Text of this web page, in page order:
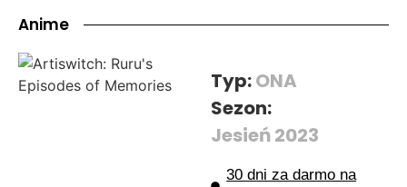
Anime
Typ:ONA
Sezon:
Jesień 2023
30 dni za darmo na